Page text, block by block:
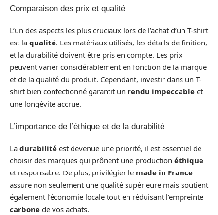
Comparaison des prix et qualité
L’un des aspects les plus cruciaux lors de l’achat d’un T-shirt
est la qualité. Les matériaux utilisés, les détails de finition,
et la durabilité doivent être pris en compte. Les prix
peuvent varier considérablement en fonction de la marque
et de la qualité du produit. Cependant, investir dans un T-
shirt bien confectionné garantit un rendu impeccable et
une longévité accrue.
L’importance de l’éthique et de la durabilité
La durabilité est devenue une priorité, il est essentiel de
choisir des marques qui prônent une production éthique
et responsable. De plus, privilégier le made in France
assure non seulement une qualité supérieure mais soutient
également l’économie locale tout en réduisant l’empreinte
carbone de vos achats.